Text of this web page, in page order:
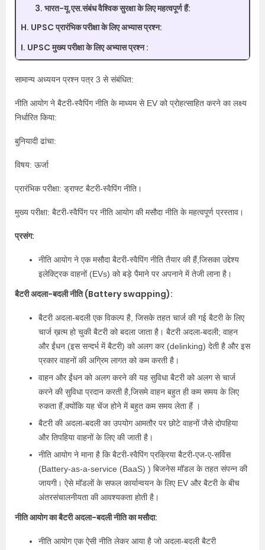
भारत-यू.एस.संबंध वैश्विक सुरक्षा के लिए महत्वपूर्ण हैं:
H. UPSC प्रारंभिक परीक्षा के लिए अभ्यास प्रश्न:
I. UPSC मुख्य परीक्षा के लिए अभ्यास प्रश्न :
सामान्य अध्ययन प्रश्न पत्र 3 से संबंधित:
नीति आयोग ने बैटरी-स्वैपिंग नीति के माध्यम से EV को प्रोहत्साहित करने का लक्ष्य
निर्धारित किया:
बुनियादी ढांचा:
विषय: ऊर्जा
प्रारंभिक परीक्षा: ड्राफ्ट बैटरी-स्वैपिंग नीति।
मुख्य परीक्षा: बैटरी-स्वैपिंग पर नीति आयोग की मसौदा नीति के महत्वपूर्ण प्रस्ताव।
प्रसंग:
नीति आयोग ने एक मसौदा बैटरी-स्वैपिंग नीति तैयार की हैं,जिसका उद्देश्य
इलेक्ट्रिक वाहनों (EVs) को बड़े पैमाने पर अपनाने में तेजी लाना है।
बैटरी अदला-बदली नीति (Battery swapping):
बैटरी अदला-बदली एक विकल्प है, जिसके तहत चार्ज की गई बैटरी के लिए
चार्ज ख़त्म हो चुकी बैटरी को बदला जाता है। बैटरी अदला-बदली; वाहन
और ईंधन (इस सन्दर्भ में बैटरी) को अलग कर (delinking) देती है और इस
प्रकार वाहनों की अग्रिम लागत को कम करती है।
वाहन और ईंधन को अलग करने की यह सुविधा बैटरी को अलग से चार्ज
करने की सुविधा प्रदान करती है,जिसमे वाहन बहुत ही कम समय के लिए
रुकता हैं,क्योंकि यह चेंज होने में बहुत कम समय लेता हैं ।
बैटरी की अदला-बदली का उपयोग आमतौर पर छोटे वाहनों जैसे दोपहिया
और तिपहिया वाहनों के लिए की जाती है।
नीति आयोग ने माना है कि बैटरी-स्वैपिंग प्रक्रिया बैटरी-एज-ए-सर्विस
(Battery-as-a-service (BaaS) ) बिजनेस मॉडल के तहत संपन्न की
जायगी। ऐसे मॉडलों के सफल कार्यान्वयन के लिए EV और बैटरी के बीच
अंतरसंचालनीयता की आवश्यकता होती है।
नीति आयोग का बैटरी अदला-बदली नीति का मसौदा:
नीति आयोग एक ऐसी नीति लेकर आया है जो अदला-बदली बैटरी